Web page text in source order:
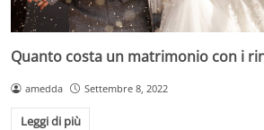
Quanto costa un matrimonio con i
amedda Settembre 8, 2022
Leggi di più